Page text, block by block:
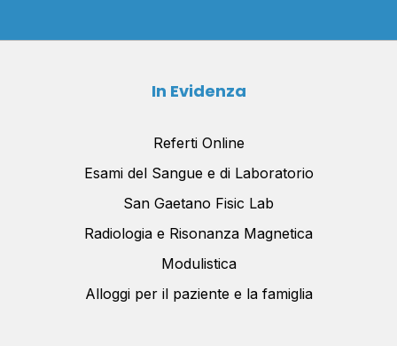
In Evidenza
Referti Online
Esami del Sangue e di Laboratorio
San Gaetano Fisic Lab
Radiologia e Risonanza Magnetica
Modulistica
Alloggi per il paziente e la famiglia